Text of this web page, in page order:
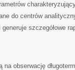
do centrów
szczegółowe
na obserwację